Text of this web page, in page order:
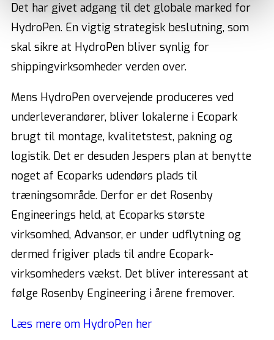
Det har givet adgang til det globale marked for
HydroPen. En vigtig strategisk beslutning, som
skal sikre at HydroPen bliver synlig for
shippingvirksomheder verden over.
Mens HydroPen overvejende produceres ved
underleverandører, bliver lokalerne i Ecopark
brugt til montage, kvalitetstest, pakning og
logistik. Det er desuden Jespers plan at benytte
noget af Ecoparks udendørs plads til
træningsområde. Derfor er det Rosenby
Engineerings held, at Ecoparks største
virksomhed, Advansor, er under udflytning og
dermed frigiver plads til andre Ecopark-
virksomheders vækst. Det bliver interessant at
følge Rosenby Engineering i årene fremover.
Læs mere om HydroPen her